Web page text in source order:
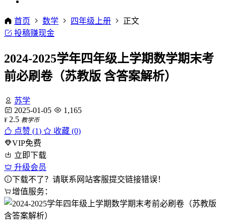
首页 数学 四年级上册
正文
投稿赚现金
2024-2025学年四年级上学期数学期末考
前必刷卷（苏教版 含答案解析）
苏学
2025-01-05
1,165
¥ 2.5 教学币
点赞 (1)
收藏 (0)
VIP免费
立即下载
升级会员
下载不了？请联系网站客服提交链接错误！
增值服务：